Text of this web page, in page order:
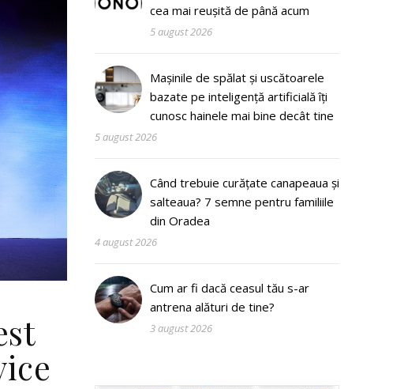
cea mai reușită de până acum
5 august 2026
Mașinile de spălat și uscătoarele
bazate pe inteligență artificială îți
cunosc hainele mai bine decât tine
5 august 2026
Când trebuie curățate canapeaua și
salteaua? 7 semne pentru familiile
din Oradea
4 august 2026
Cum ar fi dacă ceasul tău s-ar
antrena alături de tine?
3 august 2026